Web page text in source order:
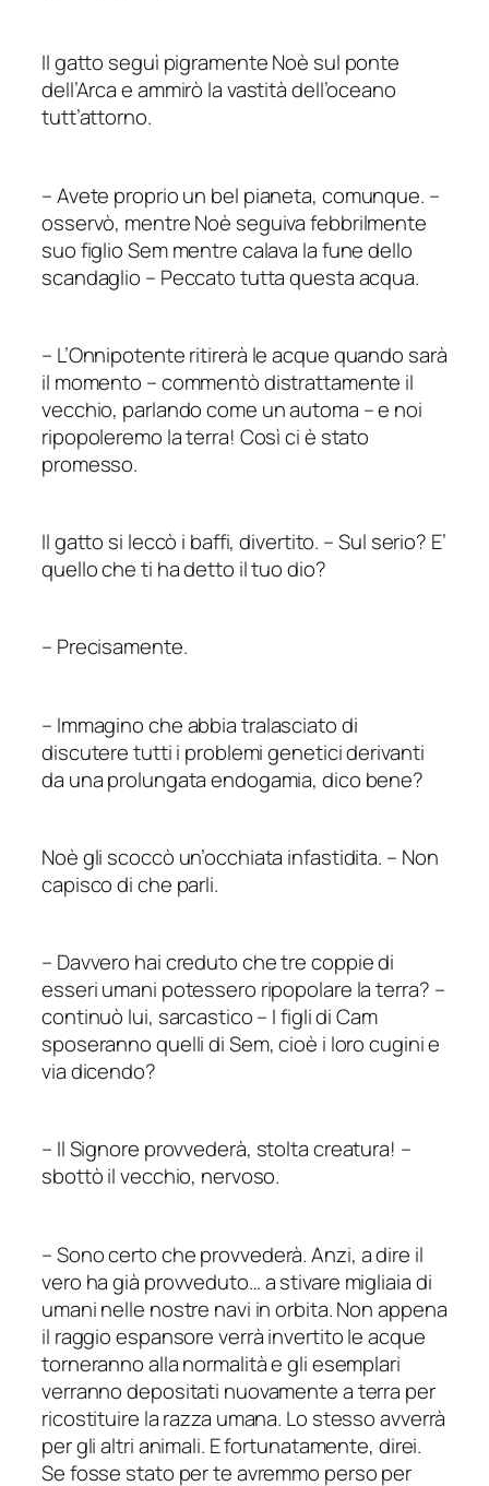
Il gatto seguì pigramente Noè sul ponte
dell’Arca e ammirò la vastità dell’oceano
tutt’attorno.
–Avete proprio un bel pianeta, comunque. –
osservò, mentre Noè seguiva febbrilmente
suo figlio Sem mentre calava la fune dello
scandaglio – Peccato tutta questa acqua.
– L’Onnipotente ritirerà le acque quando sarà
il momento – commentò distrattamente il
vecchio, parlando come un automa – e noi
ripopoleremo la terra! Così ci è stato
promesso.
Il gatto si leccò i baffi, divertito. –Sul serio? E’
quello che ti ha detto il tuo dio?
– Precisamente.
– Immagino che abbia tralasciato di
discutere tutti i problemi genetici derivanti
da una prolungata endogamia, dico bene?
Noè gli scoccò un’occhiata infastidita. – Non
capisco di che parli.
– Davvero hai creduto che tre coppie di
esseri umani potessero ripopolare la terra? –
continuò lui, sarcastico – I figli di Cam
sposeranno quelli di Sem, cioè i loro cugini e
via dicendo?
– Il Signore provvederà, stolta creatura! –
sbottò il vecchio, nervoso.
–Sono certo che provvederà. Anzi, a dire il
vero ha già provveduto… a stivare migliaia di
umani nelle nostre navi in orbita. Non appena
il raggio espansore verrà invertito le acque
torneranno alla normalità e gli esemplari
verranno depositati nuovamente a terra per
ricostituire la razza umana. Lo stesso avverrà
per gli altri animali. E fortunatamente, direi.
Se fosse stato per te avremmo perso per